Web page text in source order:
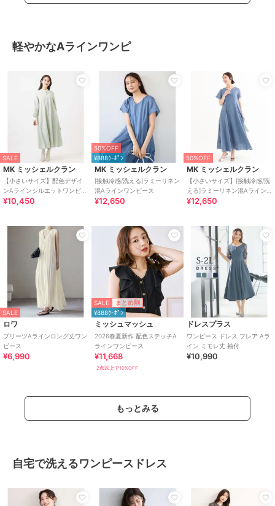
軽やかなAラインワンピ
SALE
MK ミッシェルクラン
【小さいサイズ】配色デザイ
ンAラインシルエットワンピー
ス/洗える
¥10,450
50%OFF
¥888ｸｰﾎﾟﾝ
MK ミッシェルクラン
[接触冷感/洗える]ラミーリネン
混Aラインワンピース
¥12,650
50%OFF
MK ミッシェルクラン
【小さいサイズ】[接触冷感/洗
える]ラミーリネン混Aライン
ワンピース
¥12,650
SALE
ロワ
プリーツAラインロング丈ワン
ピース
¥6,990
SALE まとめ割
¥888ｸｰﾎﾟﾝ
ミッシュマッシュ
2026春夏新作 配色ステッチA
ラインワンピース
¥11,668
2点以上で10%OFF
ドレスプラス
ワンピース ドレス フレア Aラ
イン ミモレ丈 袖付
¥10,990
もっとみる
自宅で洗えるワンピースドレス